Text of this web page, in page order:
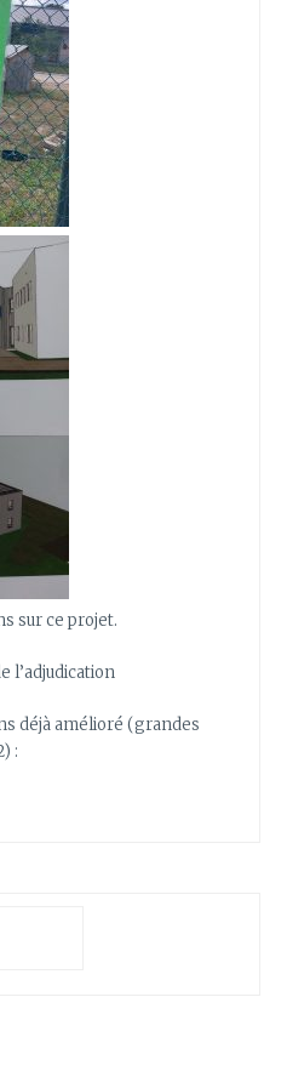
sur ce projet.
l’adjudication
déjà amélioré (grandes
: